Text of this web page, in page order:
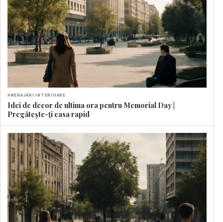
AMENAJĂRI INTERIOARE
Idei de decor de ultima ora pentru Memorial Day |
Pregătește-ți casa rapid